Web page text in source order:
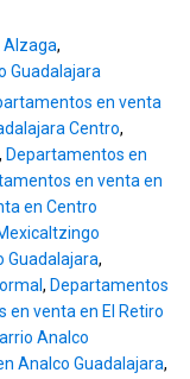
Alzaga,
Guadalajara
en venta
Centro,
, Departamentos en
en venta en
en Centro
Guadalajara,
, Departamentos
en venta en El Retiro
Analco
Analco Guadalajara,